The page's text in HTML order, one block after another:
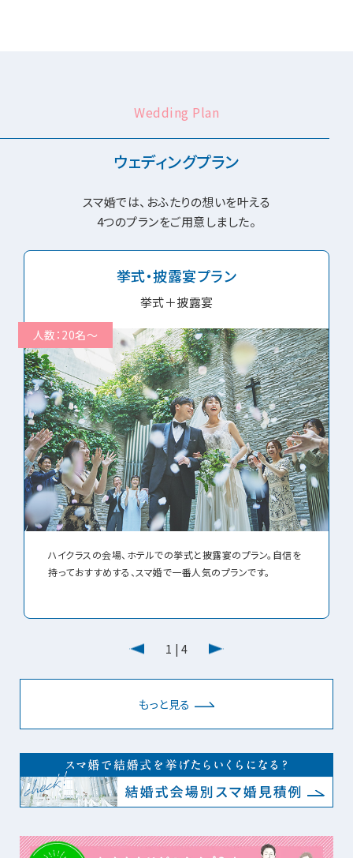
Wedding Plan
ウェディングプラン
スマ婚では、おふたりの想いを叶える
4つのプランをご用意しました。
挙式・披露宴プラン
挙式＋披露宴
人数：20名～
ハイクラスの会場、ホテルでの挙式と披露宴のプラン。自信を
持っておすすめする、スマ婚で一番人気のプランです。
1 | 4
もっと見る